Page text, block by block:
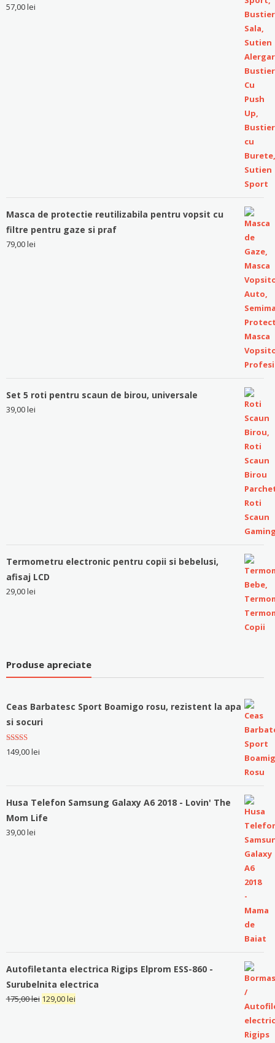
57,00lei
Masca de protectie reutilizabila pentru vopsit cu
filtre pentru gaze si praf
79,00lei
Set 5 roti pentru scaun de birou, universale
39,00lei
Termometru electronic pentru copii si bebelusi,
afisaj LCD
29,00lei
Produse apreciate
Ceas Barbatesc Sport Boamigo rosu, rezistent la apa
si socuri
Evaluat la
5.00stele
149,00lei
Husa Telefon Samsung Galaxy A6 2018 - Lovin' The
Mom Life
39,00lei
Autofiletanta electrica Rigips Elprom ESS-860 -
Surubelnita electrica
175,00lei 129,00lei